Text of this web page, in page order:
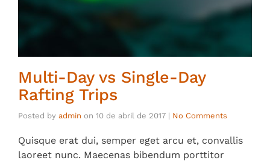
Multi-Day vs Single-Day
Rafting Trips
Posted by admin on 10 de abril de 2017 | No Comments
Quisque erat dui, semper eget arcu et, convallis
laoreet nunc. Maecenas bibendum porttitor